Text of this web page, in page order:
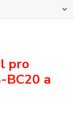
pro
BC20 a